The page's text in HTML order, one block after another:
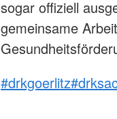
sogar offiziell
gemeinsame
#drkgoerlitz